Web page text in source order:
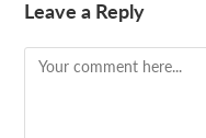
Leave a Reply